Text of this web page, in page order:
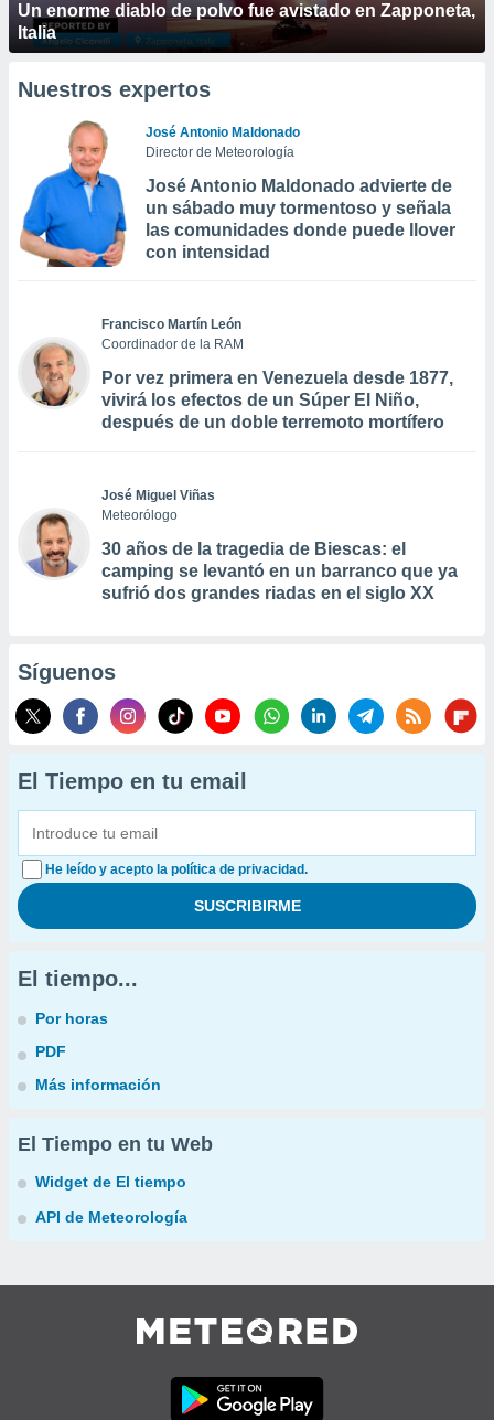
Un enorme diablo de polvo fue avistado en Zapponeta,
Italia
Nuestros expertos
José Antonio Maldonado
Director de Meteorología
José Antonio Maldonado advierte de
un sábado muy tormentoso y señala
las comunidades donde puede llover
con intensidad
Francisco Martín León
Coordinador de la RAM
Por vez primera en Venezuela desde 1877,
vivirá los efectos de un Súper El Niño,
después de un doble terremoto mortífero
José Miguel Viñas
Meteorólogo
30 años de la tragedia de Biescas: el
camping se levantó en un barranco que ya
sufrió dos grandes riadas en el siglo XX
Síguenos
El Tiempo en tu email
He leído y acepto la política de privacidad.
El tiempo...
Por horas
PDF
Más información
El Tiempo en tu Web
Widget de El tiempo
API de Meteorología